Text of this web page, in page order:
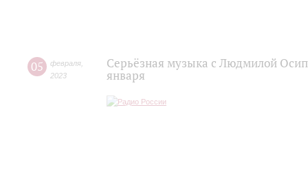
05 февраля
2023
Серьёзная музыка с Людмилой
января